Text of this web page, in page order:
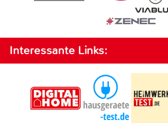
Interessante Links: